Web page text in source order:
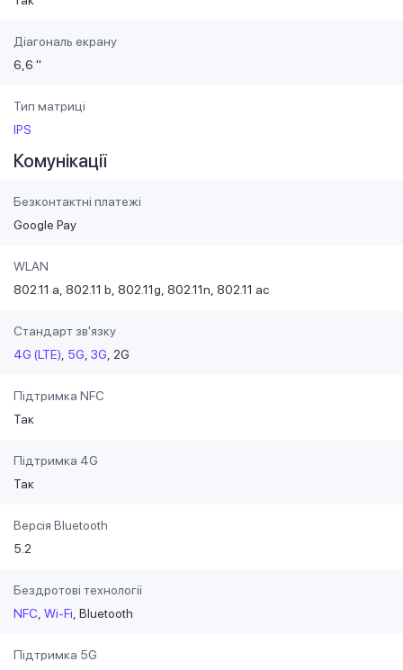
Діагональ екрану
6,6 "
Тип матриці
IPS
Комунікації
Безконтактні платежі
Google Pay
WLAN
802.11 a 802.11 b 802.11g 802.11n 802.11 ac
Стандарт зв'язку
4G (LTE) 5G 3G 2G
Підтримка NFC
Так
Підтримка 4G
Так
Версія Bluetooth
5.2
Бездротові технології
NFC Wi-Fi Bluetooth
Підтримка 5G